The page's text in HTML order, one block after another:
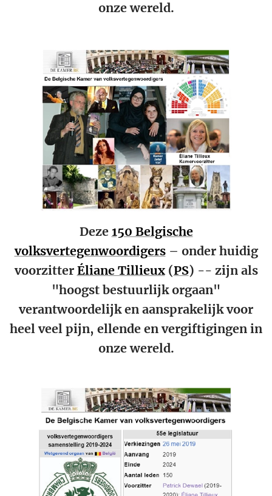
onze wereld.
Deze 150 Belgische
volksvertegenwoordigers– onder huidig
voorzitter Éliane Tillieux(PS) -- zijn als
"hoogst bestuurlijk orgaan"
verantwoordelijk en aansprakelijk voor
heel veel pijn, ellende en vergiftigingen in
onze wereld.